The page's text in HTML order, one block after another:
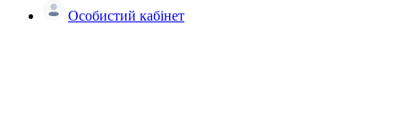
Особистий кабінет